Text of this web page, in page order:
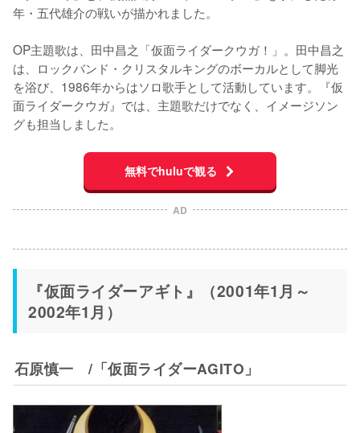
年・五代雄介の戦いが描かれました。
OP主題歌は、田中昌之「仮面ライダークウガ！」。田中昌之
は、ロックバンド・クリスタルキングのボーカルとして脚光
を浴び、1986年からはソロ歌手として活動しています。『仮
面ライダークウガ』では、主題歌だけでなく、イメージソン
グも担当しました。
無料でhuluで観る
AD
『仮面ライダーアギト』（2001年1月～
2002年1月）
石原慎一 /「仮面ライダーAGITO」